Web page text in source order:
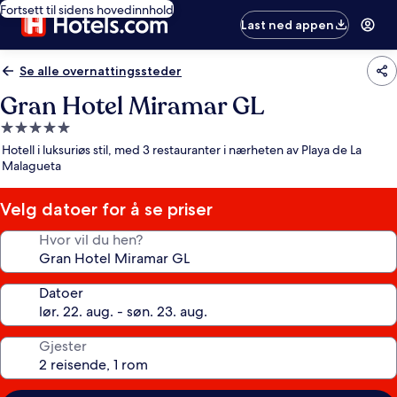
Fortsett til sidens hovedinnhold
Last ned appen
Se alle overnattingssteder
Gran Hotel Miramar GL
Overnattingssted
med
5.0
stjerner
Hotell i luksuriøs stil, med 3 restauranter i nærheten av Playa de La
Malagueta
Velg datoer for å se priser
Hvor vil du hen?
Datoer
Gjester